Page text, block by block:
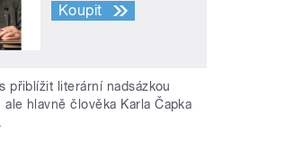
Koupit
přiblížit literární nadsázkou
hlavně člověka Karla Čapka